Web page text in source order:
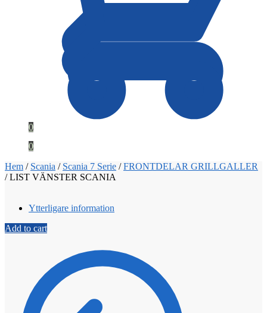
0
0
Hem / Scania / Scania 7 Serie /FRONTDELAR GRILLGALLER
/LIST VÄNSTER SCANIA
Ytterligare information
Add to cart